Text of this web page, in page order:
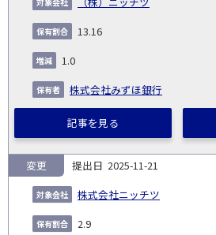
NO.
義
務
発
生
日
提
日
証券
13.16
1.0
株式会社みずほ銀行
記事を見る
2025-11-21
株式会社ニッチツ
変更
2.9